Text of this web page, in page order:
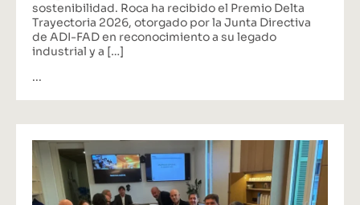
sostenibilidad. Roca ha recibido el Premio Delta
Trayectoria 2026, otorgado por la Junta Directiva
de ADI-FAD en reconocimiento a su legado
industrial y a […]
...